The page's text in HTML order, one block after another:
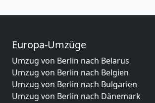
Europa-Umzüge
Umzug von Berlin nach Belarus
Umzug von Berlin nach Belgien
Umzug von Berlin nach Bulgarien
Umzug von Berlin nach Dänemark